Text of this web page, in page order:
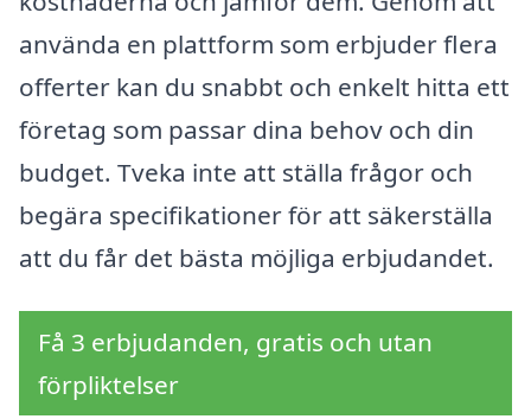
använda en plattform som erbjuder flera
offerter kan du snabbt och enkelt hitta ett
företag som passar dina behov och din
budget. Tveka inte att ställa frågor och
begära specifikationer för att säkerställa
att du får det bästa möjliga erbjudandet.
Få 3 erbjudanden, gratis och utan
förpliktelser